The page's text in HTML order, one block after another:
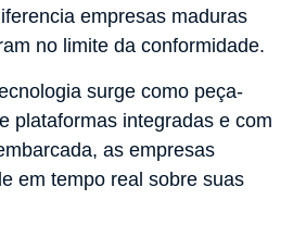
empresas maduras
no limite da conformidade.
surge como peça-
plataformas integradas e com
as empresas
em tempo real sobre suas